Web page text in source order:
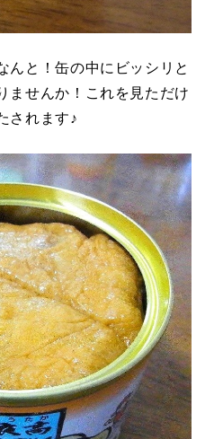
と！缶の中にビッシリと
ませんか！これを見ただけ
されます♪